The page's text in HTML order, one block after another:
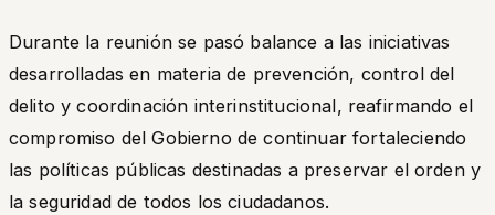
Durante la reunión se pasó balance a las iniciativas
desarrolladas en materia de prevención, control del
delito y coordinación interinstitucional, reafirmando el
compromiso del Gobierno de continuar fortaleciendo
las políticas públicas destinadas a preservar el orden y
la seguridad de todos los ciudadanos.